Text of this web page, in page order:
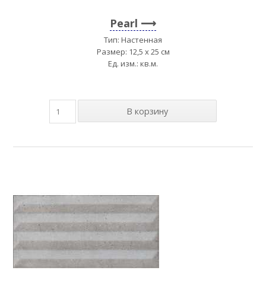
Pearl
Тип: Настенная
Размер: 12,5 x 25 см
Ед. изм.: кв.м.